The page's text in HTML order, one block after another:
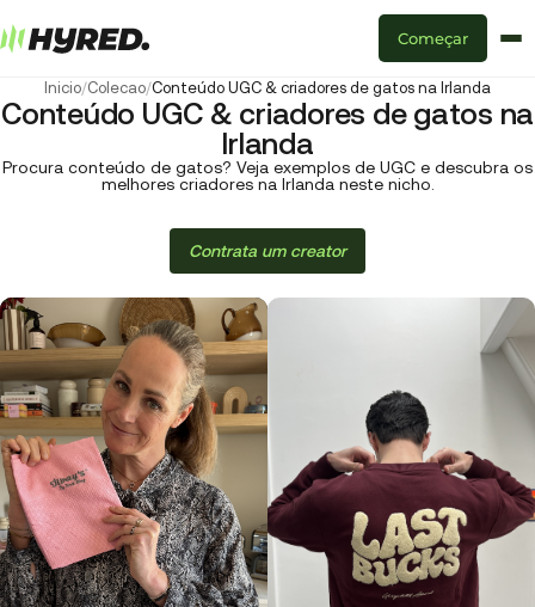
Começar
Inicio/Colecao/Conteúdo UGC & criadores de gatos na Irlanda
Conteúdo UGC & criadores de gatos na
Irlanda
Procura conteúdo de gatos? Veja exemplos de UGC e descubra os
melhores criadores na Irlanda neste nicho.
Contrata um creator